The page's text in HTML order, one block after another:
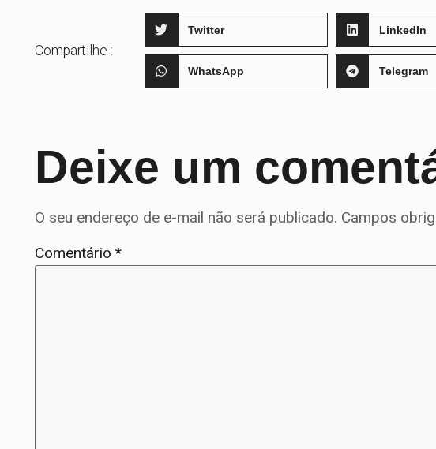
Compartilhe :
Twitter LinkedIn
WhatsApp Telegram
Deixe um
O seu endereço de e-mail não será publicado. Campos
Comentário*